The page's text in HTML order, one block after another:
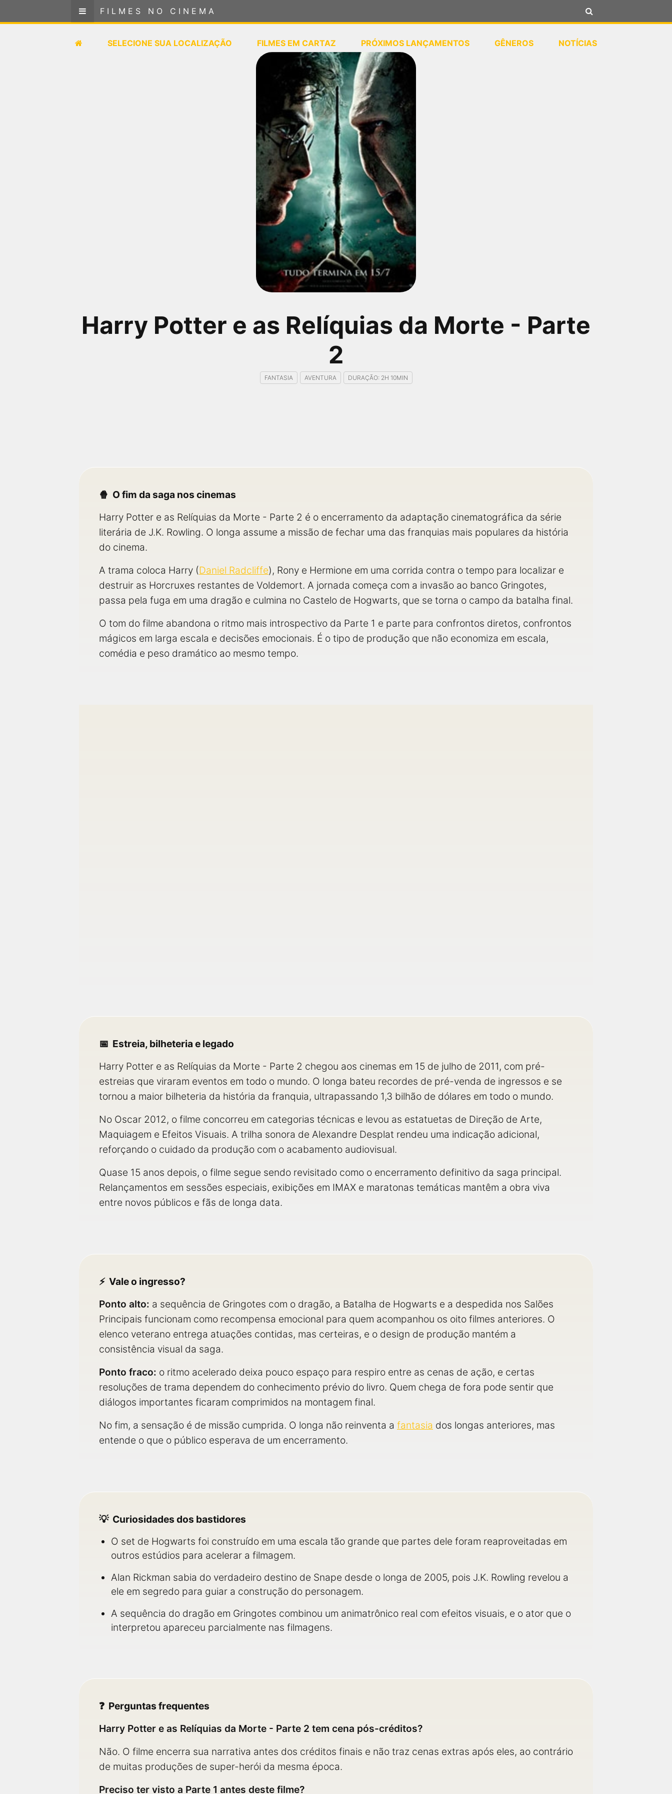
FILMES NO CINEMA
selecione sua localização
SELECIONE SUA LOCALIZAÇÃO FILMES EM CARTAZ PRÓXIMOS LANÇAMENTOS GÊNEROS NOTÍCIAS
Harry Potter e as Relíquias da Morte - Parte
2
FANTASIA AVENTURA DURAÇÃO: 2H 10MIN
O fim da saga nos cinemas
Harry Potter e as Relíquias da Morte - Parte 2 é o encerramento da adaptação cinematográfica da série
literária de J.K. Rowling. O longa assume a missão de fechar uma das franquias mais populares da história
do cinema.
A trama coloca Harry (Daniel Radcliffe), Rony e Hermione em uma corrida contra o tempo para localizar e
destruir as Horcruxes restantes de Voldemort. A jornada começa com a invasão ao banco Gringotes,
passa pela fuga em uma dragão e culmina no Castelo de Hogwarts, que se torna o campo da batalha final.
O tom do filme abandona o ritmo mais introspectivo da Parte 1 e parte para confrontos diretos, confrontos
mágicos em larga escala e decisões emocionais. É o tipo de produção que não economiza em escala,
comédia e peso dramático ao mesmo tempo.
Estreia, bilheteria e legado
Harry Potter e as Relíquias da Morte - Parte 2 chegou aos cinemas em 15 de julho de 2011, com pré-
estreias que viraram eventos em todo o mundo. O longa bateu recordes de pré-venda de ingressos e se
tornou a maior bilheteria da história da franquia, ultrapassando 1,3 bilhão de dólares em todo o mundo.
No Oscar 2012, o filme concorreu em categorias técnicas e levou as estatuetas de Direção de Arte,
Maquiagem e Efeitos Visuais. A trilha sonora de Alexandre Desplat rendeu uma indicação adicional,
reforçando o cuidado da produção com o acabamento audiovisual.
Quase 15 anos depois, o filme segue sendo revisitado como o encerramento definitivo da saga principal.
Relançamentos em sessões especiais, exibições em IMAX e maratonas temáticas mantêm a obra viva
entre novos públicos e fãs de longa data.
Vale o ingresso?
Ponto alto: a sequência de Gringotes com o dragão, a Batalha de Hogwarts e a despedida nos Salões
Principais funcionam como recompensa emocional para quem acompanhou os oito filmes anteriores. O
elenco veterano entrega atuações contidas, mas certeiras, e o design de produção mantém a
consistência visual da saga.
Ponto fraco: o ritmo acelerado deixa pouco espaço para respiro entre as cenas de ação, e certas
resoluções de trama dependem do conhecimento prévio do livro. Quem chega de fora pode sentir que
diálogos importantes ficaram comprimidos na montagem final.
No fim, a sensação é de missão cumprida. O longa não reinventa a fantasia dos longas anteriores, mas
entende o que o público esperava de um encerramento.
Curiosidades dos bastidores
O set de Hogwarts foi construído em uma escala tão grande que partes dele foram reaproveitadas em
outros estúdios para acelerar a filmagem.
Alan Rickman sabia do verdadeiro destino de Snape desde o longa de 2005, pois J.K. Rowling revelou a
ele em segredo para guiar a construção do personagem.
A sequência do dragão em Gringotes combinou um animatrônico real com efeitos visuais, e o ator que o
interpretou apareceu parcialmente nas filmagens.
Perguntas frequentes
Harry Potter e as Relíquias da Morte - Parte 2 tem cena pós-créditos?
Não. O filme encerra sua narrativa antes dos créditos finais e não traz cenas extras após eles, ao contrário
de muitas produções de super-herói da mesma época.
Preciso ter visto a Parte 1 antes deste filme?
FILMES NO CINEMA
SELECIONE SUA LOCALIZAÇÃO